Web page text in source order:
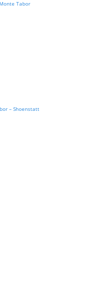
Tabor
– Shoenstatt